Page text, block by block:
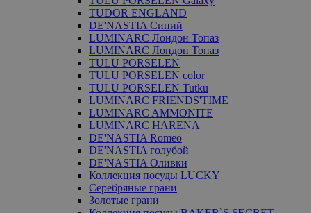
TUDOR ENGLAND
DE'NASTIA Синий
LUMINARC Лондон Топаз
LUMINARC Лондон Топаз
TULU PORSELEN
TULU PORSELEN color
TULU PORSELEN Tutku
LUMINARC FRIENDS'TIME
LUMINARC AMMONITE
LUMINARC HARENA
DE'NASTIA Romeo
DE'NASTIA голубой
DE'NASTIA Оливки
Коллекция посуды LUCKY
Серебряные грани
Золотые грани